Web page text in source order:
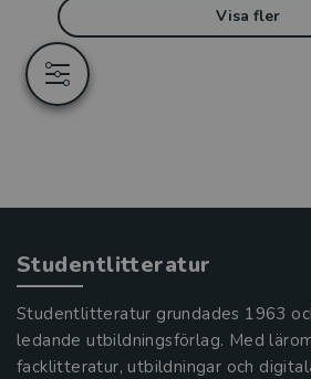
Visa fler
Studentlitteratur
Studentlitteratur grundades 1963
ledande utbildningsförlag. Med
facklitteratur, utbildningar och